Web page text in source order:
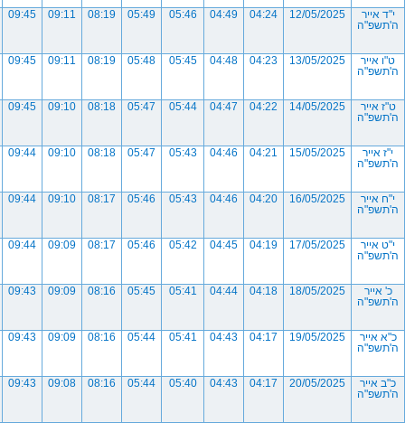
י"ד אייר
ה'תשפ"ה
12/05/2025
04:24
04:49
05:46
05:49
08:19
09:11
09:45
ט"ו אייר
ה'תשפ"ה
13/05/2025
04:23
04:48
05:45
05:48
08:19
09:11
09:45
ט"ז אייר
ה'תשפ"ה
14/05/2025
04:22
04:47
05:44
05:47
08:18
09:10
09:45
י"ז אייר
ה'תשפ"ה
15/05/2025
04:21
04:46
05:43
05:47
08:18
09:10
09:44
י"ח אייר
ה'תשפ"ה
16/05/2025
04:20
04:46
05:43
05:46
08:17
09:10
09:44
י"ט אייר
ה'תשפ"ה
17/05/2025
04:19
04:45
05:42
05:46
08:17
09:09
09:44
כ' אייר
ה'תשפ"ה
18/05/2025
04:18
04:44
05:41
05:45
08:16
09:09
09:43
כ"א אייר
ה'תשפ"ה
19/05/2025
04:17
04:43
05:41
05:44
08:16
09:09
09:43
כ"ב אייר
ה'תשפ"ה
20/05/2025
04:17
04:43
05:40
05:44
08:16
09:08
09:43